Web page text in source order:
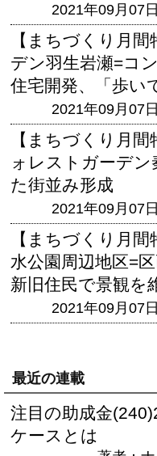
2021年09月07
【まちづくり月
デン羽生岩瀬=コ
住宅開発、「歩い
2021年09月07
【まちづくり月
ォレストガーデン
た街並み形成
2021年09月07
【まちづくり月
水公園周辺地区=
新旧住民で景観を
2021年09月07
最近の連載
注目の助成金
ケースとは